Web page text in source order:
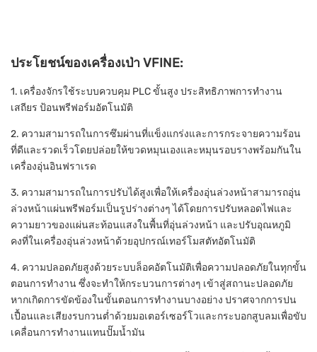
ประโยชน์ของเครื่องเป่า VFINE:
1. เครื่องจักรใช้ระบบควบคุม PLC ขั้นสูง ประสิทธิภาพการทำงาน
เสถียร ป้อนพรีฟอร์มอัตโนมัติ
2. ความสามารถในการซึมผ่านที่แข็งแกร่งและการกระจายความร้อน
ที่ดีและรวดเร็วโดยปล่อยให้ขวดหมุนเองและหมุนรอบรางพร้อมกันใน
เครื่องอุ่นอินฟราเรด
3. ความสามารถในการปรับได้สูงเพื่อให้เครื่องอุ่นล่วงหน้าสามารถอุ่น
ล่วงหน้าแผ่นพรีฟอร์มเป็นรูปร่างต่างๆ ได้โดยการปรับหลอดไฟและ
ความยาวของแผ่นสะท้อนแสงในพื้นที่อุ่นล่วงหน้า และปรับอุณหภูมิ
คงที่ในเครื่องอุ่นล่วงหน้าด้วยอุปกรณ์เทอร์โมสตัทอัตโนมัติ
4. ความปลอดภัยสูงด้วยระบบล็อคอัตโนมัติเพื่อความปลอดภัยในทุกขั้น
ตอนการทำงาน ซึ่งจะทำให้กระบวนการต่างๆ เข้าสู่สถานะปลอดภัย
หากเกิดการขัดข้องในขั้นตอนการทำงานบางอย่าง ปราศจากการปน
เปื้อนและเสียงรบกวนต่ำด้วยมอเตอร์เซอร์โวและกระบอกสูบลมเพื่อขับ
เคลื่อนการทำงานแทนปั๊มน้ำมัน